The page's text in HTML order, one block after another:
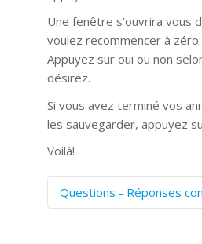
Une fenêtre s’ouvrira vous
voulez recommencer à
Appuyez sur oui ou non
désirez.
Si vous avez terminé vos
les sauvegarder, appuyez
Voilà!
Questions - Réponses